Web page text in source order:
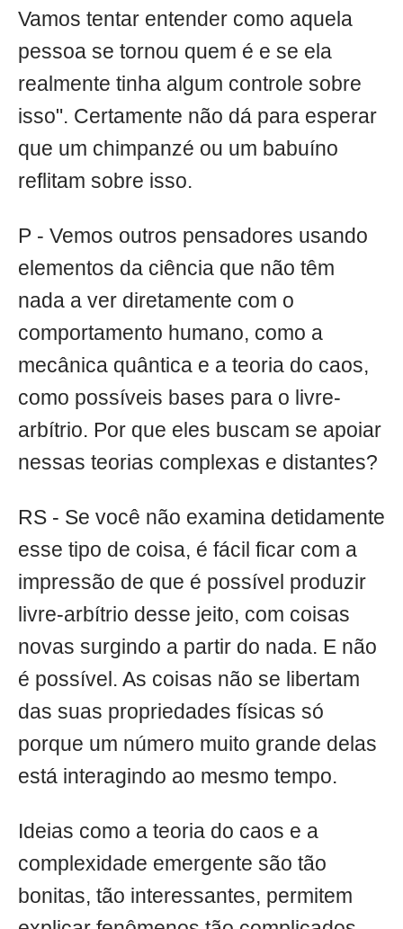
Vamos tentar entender como aquela
pessoa se tornou quem é e se ela
realmente tinha algum controle sobre
isso". Certamente não dá para esperar
que um chimpanzé ou um babuíno
reflitam sobre isso.
P - Vemos outros pensadores usando
elementos da ciência que não têm
nada a ver diretamente com o
comportamento humano, como a
mecânica quântica e a teoria do caos,
como possíveis bases para o livre-
arbítrio. Por que eles buscam se apoiar
nessas teorias complexas e distantes?
RS - Se você não examina detidamente
esse tipo de coisa, é fácil ficar com a
impressão de que é possível produzir
livre-arbítrio desse jeito, com coisas
novas surgindo a partir do nada. E não
é possível. As coisas não se libertam
das suas propriedades físicas só
porque um número muito grande delas
está interagindo ao mesmo tempo.
Ideias como a teoria do caos e a
complexidade emergente são tão
bonitas, tão interessantes, permitem